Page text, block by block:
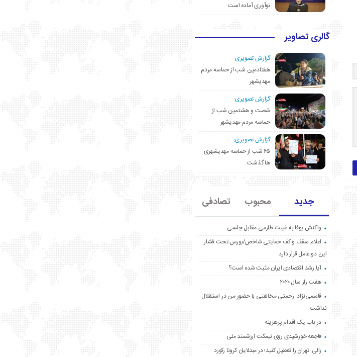
نوآوری آماده است
گالری تصاویر
گزارش تصویری:
هفتادمین شب از حماسه مردم
مهدیشهر
گزارش تصویری:
شصت و هشتمین شب از
حماسه مردم مهدیشهر
گزارش تصویری:
۶۵ شب از حماسه مهدیشهری
ها گذشت
جدید محبوب تصادفی
واکنش یوفا به غیبت طارمی مقابل چلسی
اعلام سقف و کف حمایتی شاخص/بورس تحت فشار
این دو عامل قرار دارد
آیا رشد اقتصادی ایران مثبت شده است؟
هفت راز سال ۲۰۲۰
قاسمی‌نژاد: رحمتی مخالفتی با حضور من در استقلال
نداشت
در باب یک اقدام پرهزینه
فاجعه خورشیدی روی نیمکت ارزشمند ملی
زالی: تهران را تعطیل کنید؛ در مبتلایان کرونا رکورد